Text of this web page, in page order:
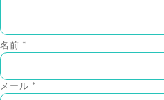
名前 *
メール *